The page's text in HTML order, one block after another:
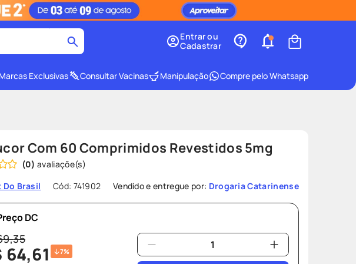
Entrar ou
Cadastrar
Marcas Exclusivas Consultar Vacinas Manipulação Compre pelo Whatsapp
Com 60 Comprimidos Revestidos 5mg
(0)
Brasil
Cód: 741902 Vendido e entregue por: Drogaria Catarinense
DC
,35
64,61 7%